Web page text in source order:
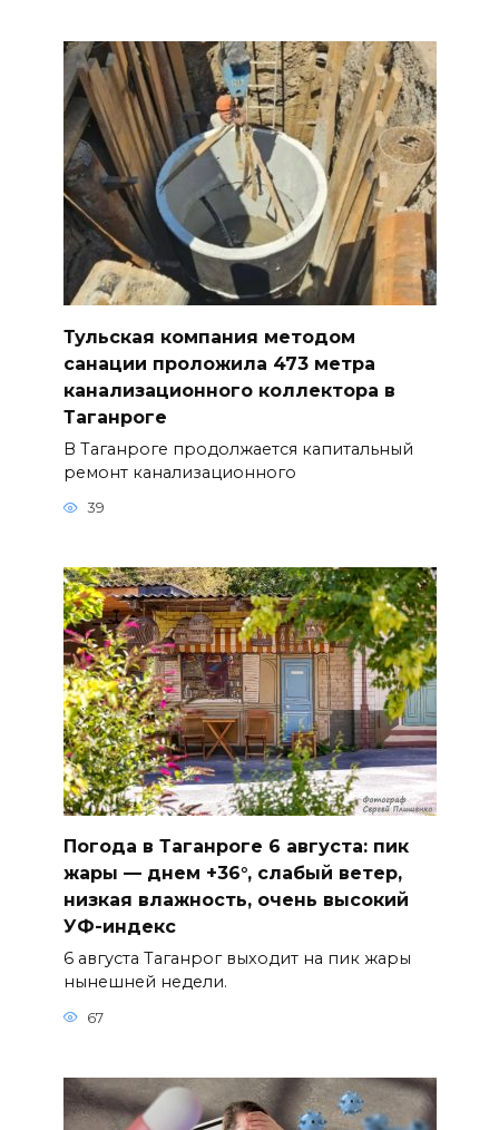
Тульская компания методом
санации проложила 473 метра
канализационного коллектора в
Таганроге
В Таганроге продолжается капитальный
ремонт канализационного
39
Погода в Таганроге 6 августа: пик
жары — днем +36°, слабый ветер,
низкая влажность, очень высокий
УФ-индекс
6 августа Таганрог выходит на пик жары
нынешней недели.
67